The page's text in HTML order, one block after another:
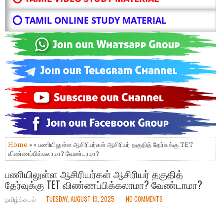
⭕ TAMIL ONLINE STUDY MATERIAL
Home » » பணியிலுள்ள ஆசிரியர்கள் ஆசிரியர் தகுதித் தேர்வுக்கு TET
விண்ணப்பிக்கலாமா? வேண்டாமா?
பணியிலுள்ள ஆசிரியர்கள் ஆசிரியர் தகுதித்
தேர்வுக்கு TET விண்ணப்பிக்கலாமா? வேண்டாமா?
தமிழ்க்கடல் TUESDAY, AUGUST 19, 2025 NO COMMENTS